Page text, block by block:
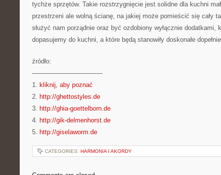
tychże sprzętów. Takie rozstrzygnięcie jest solidne dla kuchni
przestrzeni ale wolną ścianę, na jakiej może pomieścić się cały
służyć nam porządnie oraz być ozdobiony wyłącznie dodatkami,
dopasujemy do kuchni, a które będą stanowiły doskonałe
źródło:
———————————
1. kliknij, aby poznać
2. http://ghettostyles.de
3. http://ghia-goettelborn.de
4. http://gik-delmenhorst.de
5. http://giselaworm.de
CATEGORIES: HARMONIA I AKORDY